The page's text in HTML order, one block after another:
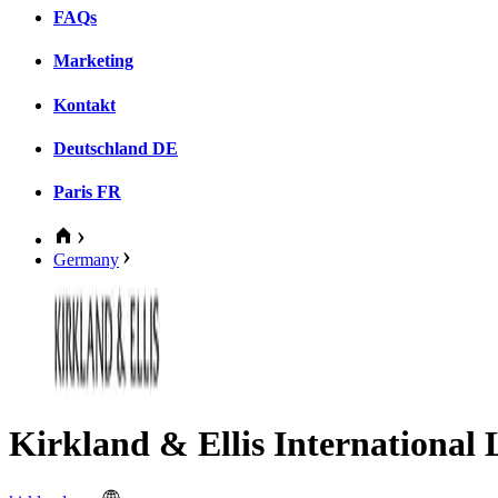
FAQs
Marketing
Kontakt
Deutschland DE
Paris FR
Germany
Kirkland & Ellis International